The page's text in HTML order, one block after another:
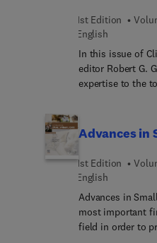
making a
likely found in
managing
once a diagnosis
discusses how
1st Edition
English
In this issue of
editor Robert G.
expertise to the
with emphasis
assays, new
and more.
Advances in
1st Edition
English
Advances in
most important
field in order to